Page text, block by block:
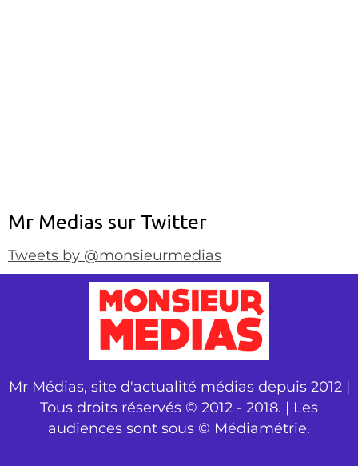
Mr Medias sur Twitter
Tweets by @monsieurmedias
Mr Médias, site d'actualité médias depuis 2012 |
Tous droits réservés © 2012 - 2018. | Les
audiences sont sous © Médiamétrie.